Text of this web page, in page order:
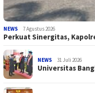
NEWS 7 Agustus 2026
Perkuat Sinergitas,
NEWS 31 Juli 2026
Universitas